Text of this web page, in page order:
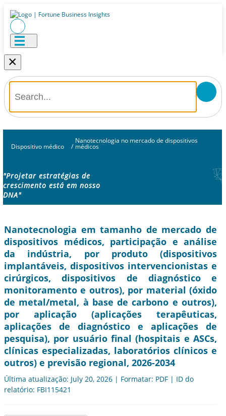
×
Dispositivo médico /
Nanotecnologia no mercado de dispositivos
médicos
"Projetar estratégias de
crescimento está em nosso
DNA"
Nanotecnologia em tamanho de mercado de
dispositivos médicos, participação e análise
da indústria, por produto (dispositivos
implantáveis, dispositivos intervencionistas e
cirúrgicos, dispositivos de diagnóstico e
monitoramento e outros), por material (óxido
de metal/metal, à base de carbono e outros),
por aplicação (aplicações terapêuticas,
aplicações de diagnóstico e aplicações de
pesquisa), por usuário final (hospitais e ASCs,
clínicas especializadas, laboratórios clínicos e
outros) e previsão regional, 2026-2034
Última atualização: July 20, 2026 | Formatar: PDF | ID do
relatório: FBI115421